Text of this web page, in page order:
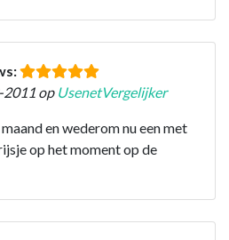
2011 op UsenetVergelijker
en wederom nu een met
op het moment op de